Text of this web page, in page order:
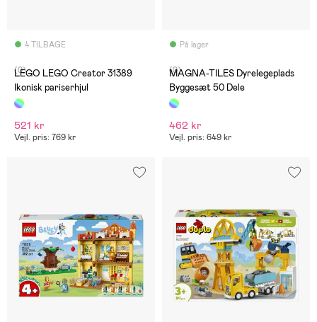
4 TILBAGE
(0)
LEGO LEGO Creator 31389
Ikonisk pariserhjul
521 kr
Vejl. pris: 769 kr
På lager
(0)
MAGNA-TILES Dyrelegeplads
Byggesæt 50 Dele
462 kr
Vejl. pris: 649 kr